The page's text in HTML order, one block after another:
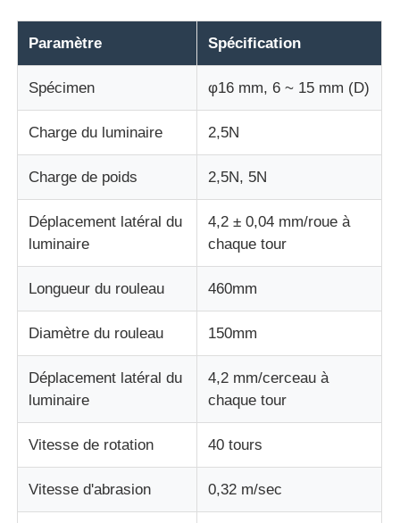
Machine d'essai d'impact
équipement d'essai en caoutchouc
Équipement d'essai de chaussures
Équipement d'essai des emballages
Équipement d'essai des adhésifs
machine d'essai de tissu
Contrôleur de la température et d'humidité
Paramètre Spécification
Spécimen φ16 mm, 6 ~ 15 mm (D)
Charge du luminaire 2,5N
Charge de poids 2,5N, 5N
Déplacement latéral du
luminaire
4,2 ± 0,04 mm/roue à
chaque tour
Longueur du rouleau 460mm
Diamètre du rouleau 150mm
Déplacement latéral du
luminaire
4,2 mm/cerceau à
chaque tour
Vitesse de rotation 40 tours
Vitesse d'abrasion 0,32 m/sec